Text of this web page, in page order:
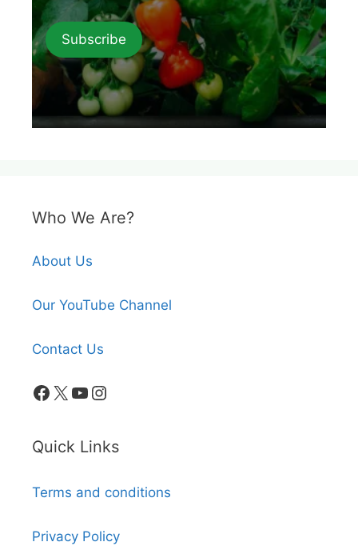
Subscribe
Who We Are?
About Us
Our YouTube Channel
Contact Us
Facebook
X YouTube
Instagram
Quick Links
Terms and conditions
Privacy Policy